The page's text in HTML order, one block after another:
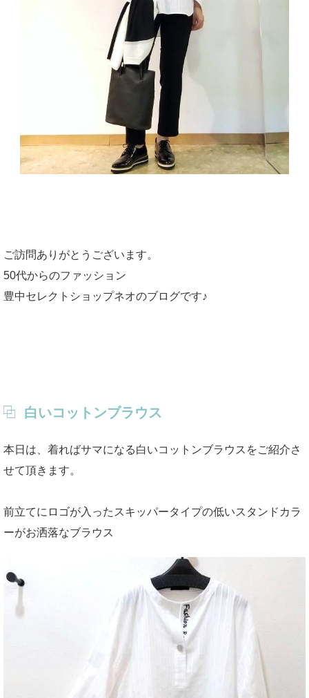
ご訪問ありがとうございます。
50代からのファッション
豊中セレクトショップネオのブログです♪
白いコットンブラウス
本日は、着ればサマになる白いコットンブラウスをご紹介さ
せて頂きます。
前立てにロゴが入ったスキッパータイプの低いスタンドカラ
ーがお洒落なブラウス